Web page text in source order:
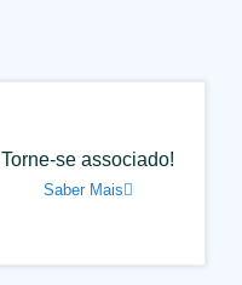
Torne-se associado!
Saber Mais